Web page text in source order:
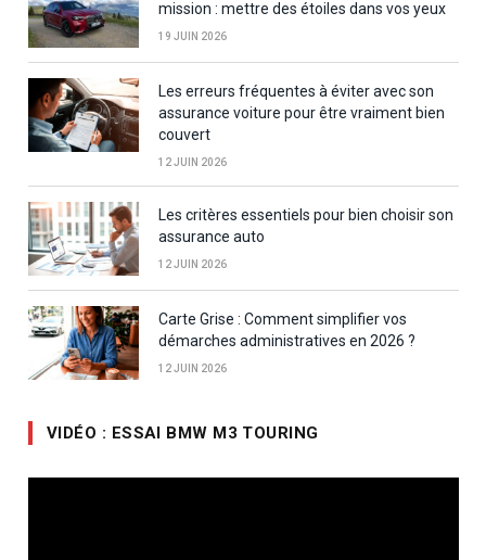
mission : mettre des étoiles dans vos yeux
19 JUIN 2026
Les erreurs fréquentes à éviter avec son
assurance voiture pour être vraiment bien
couvert
12 JUIN 2026
Les critères essentiels pour bien choisir son
assurance auto
12 JUIN 2026
Carte Grise : Comment simplifier vos
démarches administratives en 2026 ?
12 JUIN 2026
VIDÉO : ESSAI BMW M3 TOURING